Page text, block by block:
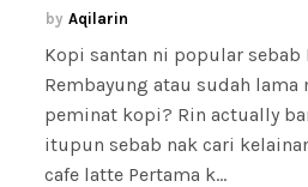
Aqilarin
Kopi santan ni popular
Rembayung atau sudah
peminat kopi? Rin actually
itupun sebab nak cari
cafe latte Pertama k…